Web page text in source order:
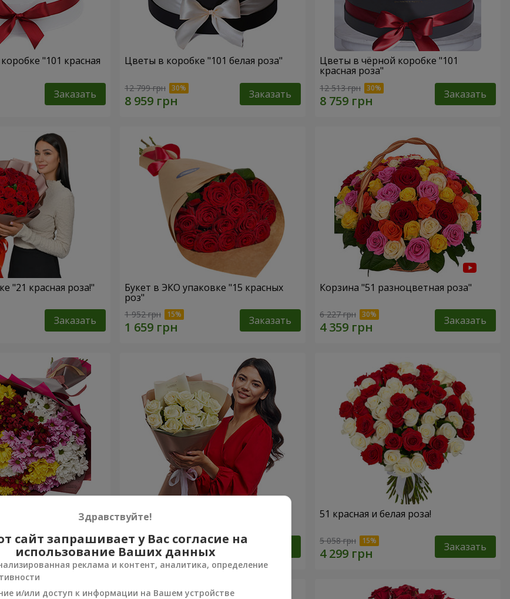
"101 красная
Заказать
Цветы в коробке "101 белая роза"
12 799 грн Заказать
Цветы в чёрной коробке "101
красная роза"
12 513 грн Заказать
"21 красная роза!"
Заказать
Букет в ЭКО упаковке "15 красных
роз"
1 952 грн Заказать
Корзина "51 разноцветная роза"
6 227 грн Заказать
хризантем!
Заказать
Авторский букет "11 белых роз!"
1 666 грн
51 красная и белая роза!
5 058 грн Заказать
Здравствуйте!
сайт запрашивает у Вас согласие на
использование Ваших данных
реклама и контент, аналитика, определение
и/или доступ к информации на Вашем устройстве